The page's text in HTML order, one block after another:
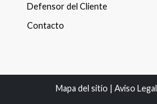
Defensor del Cliente
Contacto
Mapa del sitio | Aviso Legal